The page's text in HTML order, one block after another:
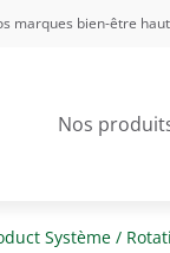
marques bien-être
Nos
Système /